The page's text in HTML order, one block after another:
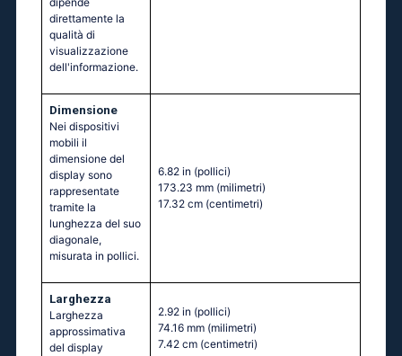
direttamente la
qualità di
visualizzazione
dell'informazione.
Dimensione
Nei dispositivi
mobili il
dimensione del
display sono
rappresentate
tramite la
lunghezza del suo
diagonale,
misurata in pollici.
6.82 in (pollici)
173.23 mm (milimetri)
17.32 cm (centimetri)
Larghezza
Larghezza
approssimativa
del display
2.92 in (pollici)
74.16 mm (milimetri)
7.42 cm (centimetri)